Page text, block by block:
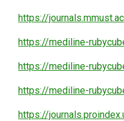
https://
https://mediline-
https://mediline-
https://mediline-
https://